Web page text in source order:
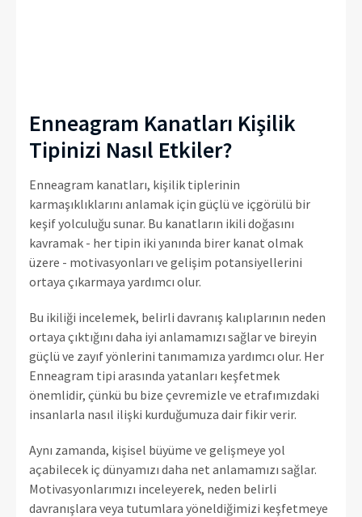
Enneagram Kanatları Kişilik
Tipinizi Nasıl Etkiler?
Enneagram kanatları, kişilik tiplerinin
karmaşıklıklarını anlamak için güçlü ve içgörülü bir
keşif yolculuğu sunar. Bu kanatların ikili doğasını
kavramak - her tipin iki yanında birer kanat olmak
üzere - motivasyonları ve gelişim potansiyellerini
ortaya çıkarmaya yardımcı olur.
Bu ikiliği incelemek, belirli davranış kalıplarının neden
ortaya çıktığını daha iyi anlamamızı sağlar ve bireyin
güçlü ve zayıf yönlerini tanımamıza yardımcı olur. Her
Enneagram tipi arasında yatanları keşfetmek
önemlidir, çünkü bu bize çevremizle ve etrafımızdaki
insanlarla nasıl ilişki kurduğumuza dair fikir verir.
Aynı zamanda, kişisel büyüme ve gelişmeye yol
açabilecek iç dünyamızı daha net anlamamızı sağlar.
Motivasyonlarımızı inceleyerek, neden belirli
davranışlara veya tutumlara yöneldiğimizi keşfetmeye